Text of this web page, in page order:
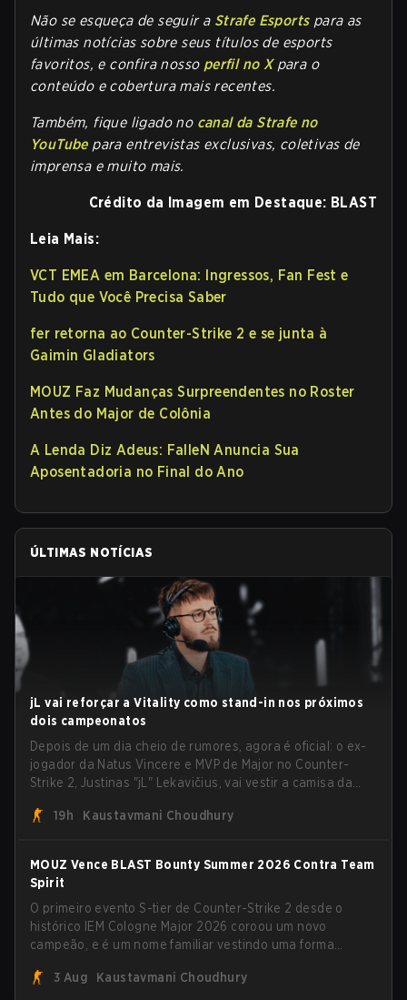
Não se esqueça de seguir a Strafe Esportspara as
últimas notícias sobre seus títulos de esports
favoritos, e confira nosso perfil no Xpara o
conteúdo e cobertura mais recentes.
Também, fique ligado no canal da Strafe no
YouTubepara entrevistas exclusivas, coletivas de
imprensa e muito mais.
Crédito da Imagem em Destaque: BLAST
Leia Mais:
VCT EMEA em Barcelona: Ingressos, Fan Fest e
Tudo que Você Precisa Saber
fer retorna ao Counter-Strike 2 e se junta à
Gaimin Gladiators
MOUZ Faz Mudanças Surpreendentes no Roster
Antes do Major de Colônia
A Lenda Diz Adeus: FalleN Anuncia Sua
Aposentadoria no Final do Ano
ÚLTIMAS NOTÍCIAS
jL vai reforçar a Vitality como stand-in nos próximos
dois campeonatos
Depois de um dia cheio de rumores, agora é oficial: o ex-
jogador da Natus Vincere e MVP de Major no Counter-
Strike 2, Justinas "jL" Lekavičius, vai vestir a camisa da
Bucharest.
19h Kaustavmani Choudhury
MOUZ Vence BLAST Bounty Summer 2026 Contra Team
Spirit
O primeiro evento S-tier de Counter-Strike 2 desde o
histórico IEM Cologne Major 2026 coroou um novo
campeão, e é um nome familiar vestindo uma forma
shuffles, avançou pela Team Spirit em uma série
3 Aug Kaustavmani Choudhury